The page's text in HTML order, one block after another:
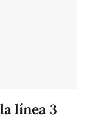
línea 3